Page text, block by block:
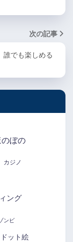
次の記事
でも楽しめる
のぼの
カジノ
ング
ンビ
ドット絵